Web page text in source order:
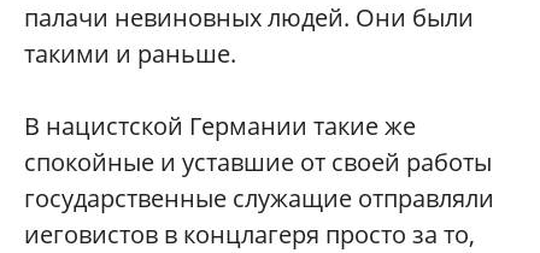
палачи невиновных людей. Они были
такими и раньше.
В нацистской Германии такие же
спокойные и уставшие от своей работы
государственные служащие отправляли
иеговистов в концлагеря просто за то,